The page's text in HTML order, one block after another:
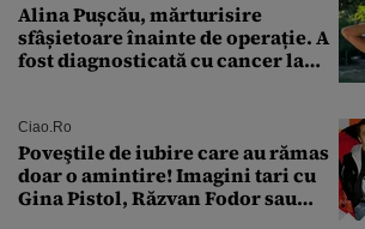
Alina Pușcău, mărturisire
sfâșietoare înainte de operație. A
fost diagnosticată cu cancer la
îmi salvez viața”
Ciao.ro
Poveştile de iubire care au rămas
doar o amintire! Imagini tari cu
Gina Pistol, Răzvan Fodor sau